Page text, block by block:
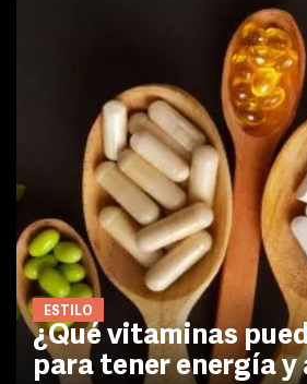
ESTILO
¿Qué vitaminas
para tener energía y